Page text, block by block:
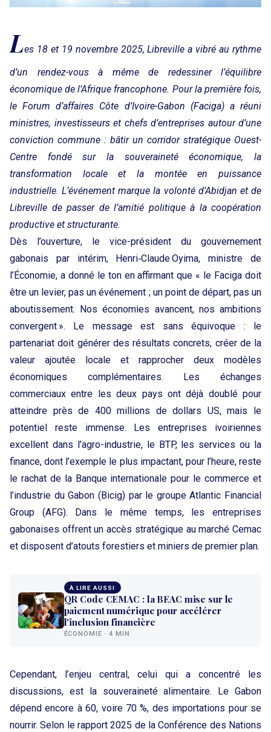
Les 18 et 19 novembre 2025, Libreville a vibré au rythme
d’un rendez-vous à même de redessiner l’équilibre
économique de l’Afrique francophone. Pour la première fois,
le Forum d’affaires Côte d’Ivoire-Gabon (Faciga) a réuni
ministres, investisseurs et chefs d’entreprises autour d’une
conviction commune : bâtir un corridor stratégique Ouest-
Centre fondé sur la souveraineté économique, la
transformation locale et la montée en puissance
industrielle. L’événement marque la volonté d’Abidjan et de
Libreville de passer de l’amitié politique à la coopération
productive et structurante.
Dès l’ouverture, le vice-président du gouvernement
gabonais par intérim, Henri‑Claude Oyima, ministre de
l’Économie, a donné le ton en affirmant que « le Faciga doit
être un levier, pas un événement ; un point de départ, pas un
aboutissement. Nos économies avancent, nos ambitions
convergent ». Le message est sans équivoque : le
partenariat doit générer des résultats concrets, créer de la
valeur ajoutée locale et rapprocher deux modèles
économiques complémentaires. Les échanges
commerciaux entre les deux pays ont déjà doublé pour
atteindre près de 400 millions de dollars US, mais le
potentiel reste immense. Les entreprises ivoiriennes
excellent dans l’agro-industrie, le BTP, les services ou la
finance, dont l’exemple le plus impactant, pour l’heure, reste
le rachat de la Banque internationale pour le commerce et
l’industrie du Gabon (Bicig) par le groupe Atlantic Financial
Group (AFG). Dans le même temps, les entreprises
gabonaises offrent un accès stratégique au marché Cemac
et disposent d’atouts forestiers et miniers de premier plan.
À LIRE AUSSI
QR Code CEMAC : la BEAC mise sur le
paiement numérique pour accélérer
l'inclusion financière
ÉCONOMIE · 4 MIN
Cependant, l’enjeu central, celui qui a concentré les
discussions, est la souveraineté alimentaire. Le Gabon
dépend encore à 60, voire 70 %, des importations pour se
nourrir. Selon le rapport 2025 de la Conférence des Nations